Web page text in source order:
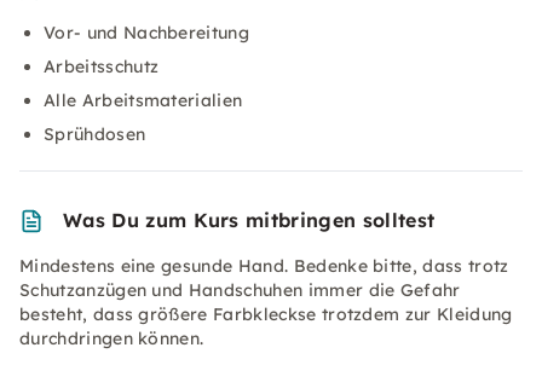
Vor- und Nachbereitung
Arbeitsschutz
Alle Arbeitsmaterialien
Sprühdosen
Was Du zum Kurs mitbringen solltest
Mindestens eine gesunde Hand. Bedenke bitte, dass trotz
Schutzanzügen und Handschuhen immer die Gefahr
besteht, dass größere Farbkleckse trotzdem zur Kleidung
durchdringen können.